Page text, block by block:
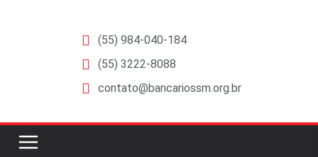
EDITAL DE CANCELAMENTO DE ASSEMBLEIA
GERAL EXTRAORDINÁRIA
EDITAL DE CONVOCAÇÃO ASSEMBLEIA GERAL
Beneficiários de Ações sobre Jornada no Banrisul
(55) 984-040-184
(55) 3222-8088
contato@bancariossm.org.br